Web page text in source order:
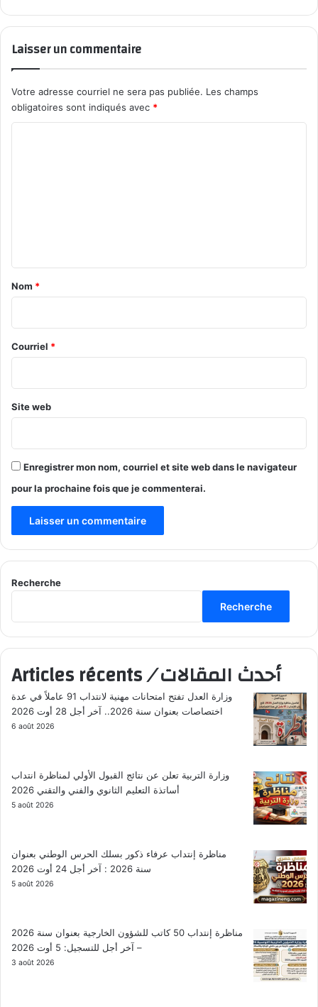
Laisser un commentaire
Votre adresse courriel ne sera pas publiée. Les champs
obligatoires sont indiqués avec *
a
r
e
Nom *
Courriel *
Site web
Enregistrer mon nom, courriel et site web dans le navigateur
pour la prochaine fois que je commenterai.
Recherche
Recherche
Articles récents/أحدث المقالات
وزارة العدل تفتح امتحانات مهنية لانتداب 91 عاملاً في عدة
اختصاصات بعنوان سنة 2026.. آخر أجل 28 أوت 2026
6 août 2026
وزارة التربية تعلن عن نتائج القبول الأولي لمناظرة انتداب
أساتذة التعليم الثانوي والفني والتقني 2026
5 août 2026
مناظرة إنتداب عرفاء ذكور بسلك الحرس الوطني بعنوان
سنة 2026 : آخر أجل 24 أوت 2026
5 août 2026
مناظرة إنتداب 50 كاتب للشؤون الخارجية بعنوان سنة 2026
– آخر أجل للتسجيل: 5 أوت 2026
3 août 2026